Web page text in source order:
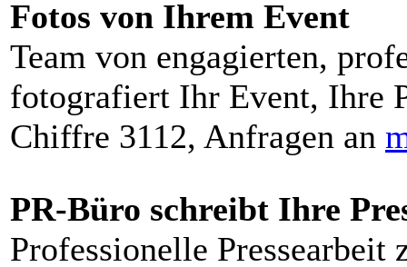
Fotos von Ihrem Event
Team von engagierten,
fotografiert Ihr Event, Ihre
Chiffre 3112, Anfragen an
PR-Büro schreibt Ihre
Professionelle Pressearbeit